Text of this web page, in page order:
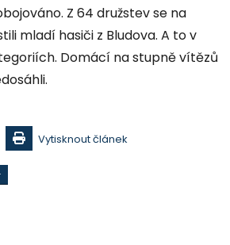
Z 64 družstev se na
mladí hasiči z Bludova. A to v
Domácí na stupně vítězů
Vytisknout článek